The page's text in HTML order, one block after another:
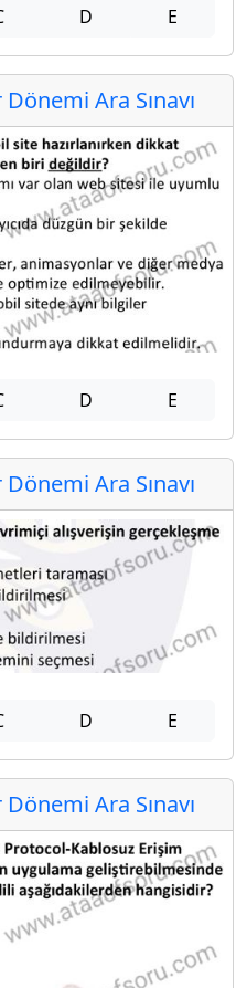
D E
Ara Sınavı
D E
Ara Sınavı
D E
Ara Sınavı